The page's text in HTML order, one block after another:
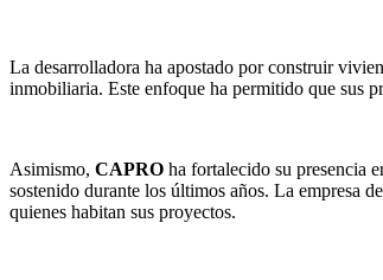
La desarrolladora ha apostado por construir
inmobiliaria. Este enfoque ha permitido que sus
Asimismo, CAPRO ha fortalecido su presencia
sostenido durante los últimos años. La empresa
quienes habitan sus proyectos.